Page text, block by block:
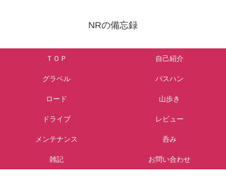
NRの備忘録
ＴＯＰ 自己紹介
グラベル パスハン
ロード 山歩き
ドライブ レビュー
メンテナンス 呑み
雑記 お問い合わせ